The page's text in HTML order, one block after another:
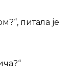
питала је